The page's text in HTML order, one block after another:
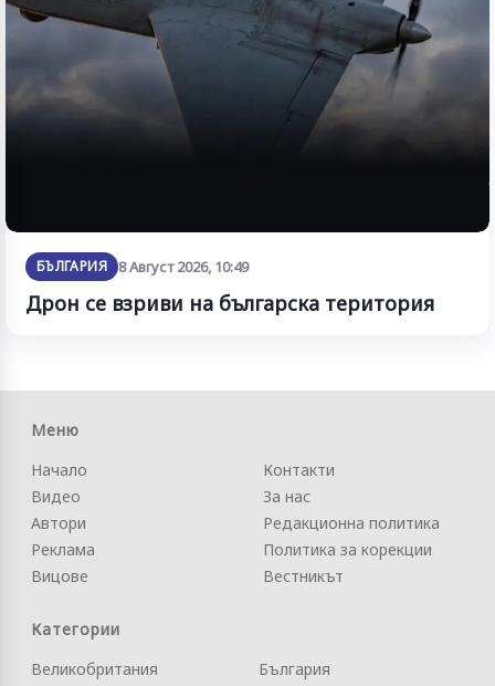
БЪЛГАРИЯ 8 Август 2026, 10:49
Дрон се взриви на българска територия
Меню
Начало
Видео
Автори
Реклама
Вицове
Контакти
За нас
Редакционна политика
Политика за корекции
Вестникът
Категории
Великобритания
България